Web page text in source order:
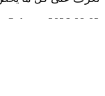
Qahtan · 2026-08-02